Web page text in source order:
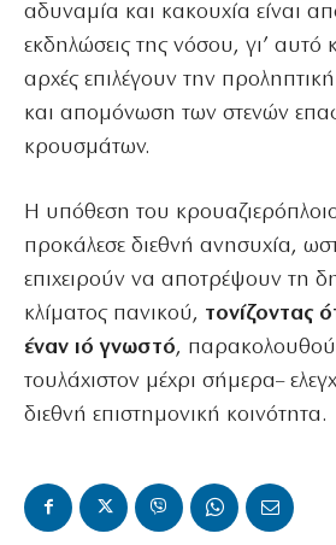
αδυναμία και κακουχία είναι
εκδηλώσεις της νόσου, γι’ αυτό
αρχές επιλέγουν την
και απομόνωση των στενών
κρουσμάτων.
Η υπόθεση του
προκάλεσε διεθνή ανησυχία,
επιχειρούν να αποτρέψουν τη
κλίματος πανικού, τονίζοντας
έναν ιό γνωστό,
τουλάχιστον μέχρι σήμερα–
διεθνή επιστημονική κοινότητα.